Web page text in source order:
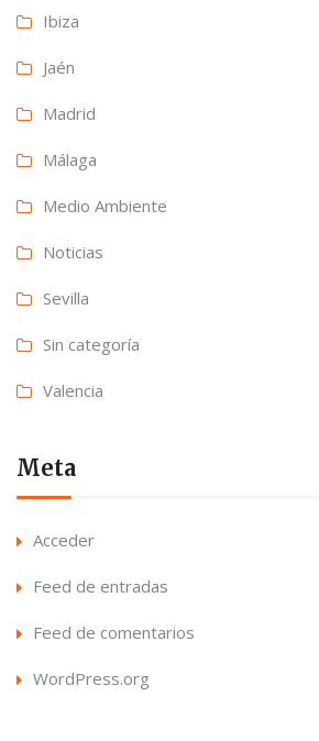
Ibiza
Jaén
Madrid
Málaga
Medio Ambiente
Noticias
Sevilla
Sin categoría
Valencia
Meta
Acceder
Feed de entradas
Feed de comentarios
WordPress.org